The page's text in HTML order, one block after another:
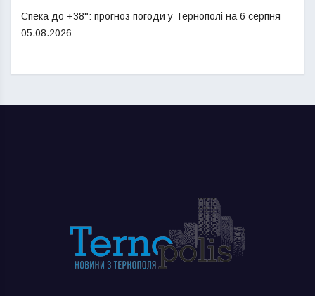
Спека до +38°: прогноз погоди у Тернополі на 6 серпня
05.08.2026